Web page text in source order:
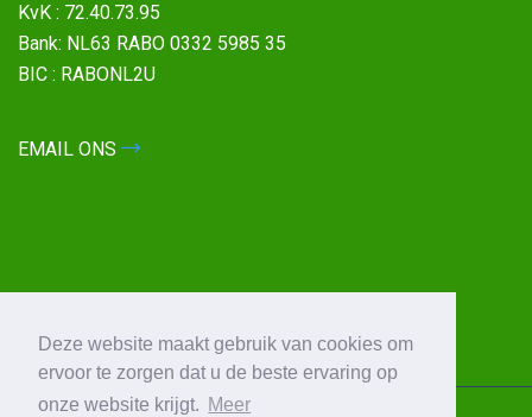
Deze website maakt gebruik van cookies om
ervoor te zorgen dat u de beste ervaring op
onze website krijgt. Meer
KvK : 72.40.73.95
Bank: NL63 RABO 0332 5985 35
BIC : RABONL2U
EMAIL ONS